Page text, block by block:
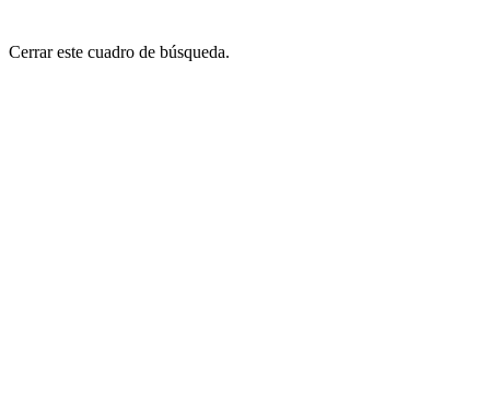
Cerrar este cuadro de búsqueda.